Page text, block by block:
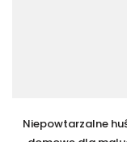
Niepowtarzalne